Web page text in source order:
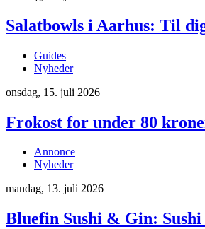
Salatbowls i Aarhus: Til
Guides
Nyheder
onsdag, 15. juli 2026
Frokost for under 80
Annonce
Nyheder
mandag, 13. juli 2026
Bluefin Sushi & Gin: